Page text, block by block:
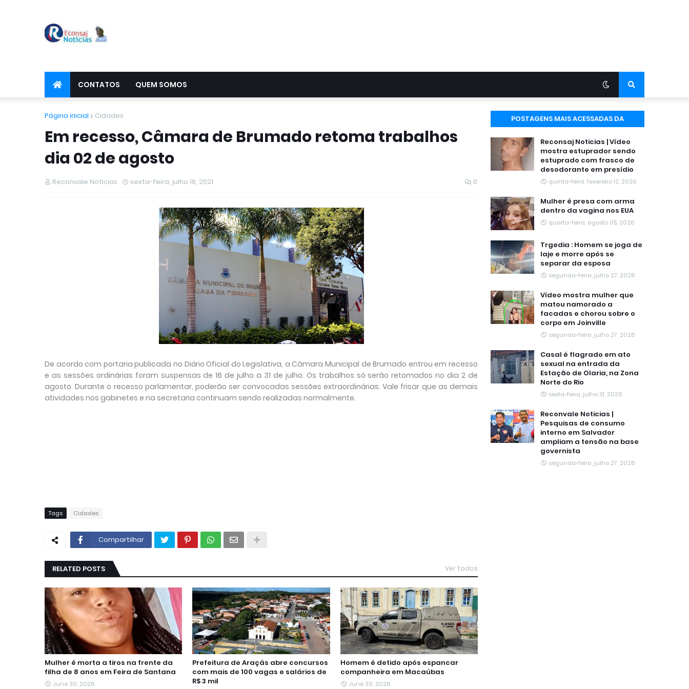
CONTATOS QUEM SOMOS
Página inicial Cidades
Em recesso, Câmara de Brumado retoma trabalhos
dia 02 de agosto
Reconvale Noticias sexta-feira, julho 16, 2021 0
De acordo com portaria publicada no Diário Oficial do Legislativa, a Câmara Municipal de Brumado entrou em recesso
e as sessões ordinárias foram suspensas de 16 de julho a 31 de julho. Os trabalhos só serão retomados no dia 2 de
agosto. Durante o recesso parlamentar, poderão ser convocadas sessões extraordinárias. Vale frisar que as demais
atividades nos gabinetes e na secretaria continuam sendo realizadas normalmente.
Tags Cidades
Compartilhar
RELATED POSTS Ver todos
Mulher é morta a tiros na frente da
filha de 8 anos em Feira de Santana
June 30, 2026
Prefeitura de Araçás abre concursos
com mais de 100 vagas e salários de
R$ 3 mil
Homem é detido após espancar
companheira em Macaúbas
June 30, 2026
POSTAGENS MAIS ACESSADAS DA
Reconsaj Noticias | Vídeo
mostra estuprador sendo
estuprado com frasco de
desodorante em presídio
quinta-feira, fevereiro 12, 2026
Mulher é presa com arma
dentro da vagina nos EUA
quarta-feira, agosto 05, 2026
Trgedia : Homem se joga de
laje e morre após se
separar da esposa
segunda-feira, julho 27, 2026
Vídeo mostra mulher que
matou namorado a
facadas e chorou sobre o
corpo em Joinville
segunda-feira, julho 27, 2026
Casal é flagrado em ato
sexual na entrada da
Estação de Olaria, na Zona
Norte do Rio
sexta-feira, julho 31, 2026
Reconvale Noticias |
Pesquisas de consumo
interno em Salvador
ampliam a tensão na base
governista
segunda-feira, julho 27, 2026